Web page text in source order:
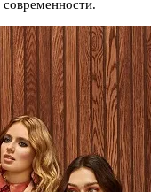
современности.